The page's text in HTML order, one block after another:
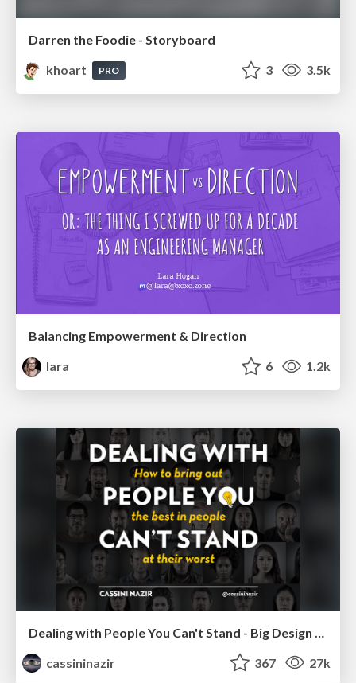
Darren the Foodie - Storyboard
khoart
PRO 3 3.5k
Balancing Empowerment & Direction
lara
6 1.2k
cassininazir
367 27k